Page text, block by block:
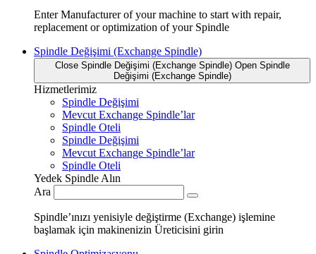
Enter Manufacturer of your machine to start with repair,
replacement or optimization of your Spindle
Spindle Değişimi (Exchange Spindle)
Close Spindle Değişimi (Exchange Spindle) Open Spindle
Değişimi (Exchange Spindle)
Hizmetlerimiz
Spindle Değişimi
Mevcut Exchange Spindle’lar
Spindle Oteli
Spindle Değişimi
Mevcut Exchange Spindle’lar
Spindle Oteli
Yedek Spindle Alın
Ara
Spindle’ınızı yenisiyle değiştirme (Exchange) işlemine
başlamak için makinenizin Üreticisini girin